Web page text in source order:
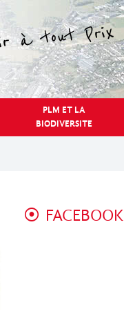
PLM ET LA
BIODIVERSITE
FACEBOOK